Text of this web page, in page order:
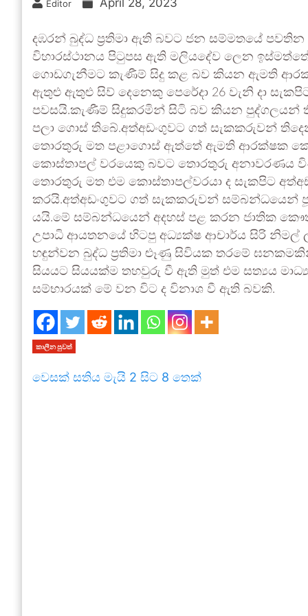
Editor April 28, 2023
දඹරන් බුද්ධ ප්‍රතිමා ඇති බවට ජන සම්මතයේ
විහාරස්ථානය පිටුපස ඇති මලියදේව ලෙන
ගොඩගැනීමට කැණීම් සිදු කළ බව කියන ඇමති
ඇතුළු ඇතුළු සිව් දෙනෙකු පෙරේදා 26 වැනි දා
පවසයි.කැණීම් සිදුකරමින් සිටි බව කියන පුද්ගලයන්
පලා ගොස් තිබේ.අත්අඩංගුවට ගත් සැකකරුවන්
තොරතුරු මත පළාගොස් ඇත්තේ ඇමති ආරක්ෂක
කොස්තාපල් වරයෙකු බවට තොරතුරු අනාවරණය
තොරතුරු මත එම කොස්තාපල්වරයා ද සැකපිට
කරයි.අත්අඩංගුවට ගත් සැකකරුවන් සම්බන්ධයෙන්
යයි.මේ සම්බන්ධයෙන් අදහස් පළ කරන ජාතික
උපාධි ආයතනයේ හිටපු අධ්‍යක්ෂ ආචාර්ය සිරි නිමල්
හඳුන්වන බුද්ධ ප්‍රතිමා ළුෑණු සිවියක තරමේ
සියයට සියයක්ම තහවුරු වී ඇති මුත් එම සත්‍යය
සම්භාරයක් මේ වන විට ද විනාශ වී ඇති බවකි.
කාලීන පුවත්
වෙසක් සතිය මැයි 2 සිට 8 තෙක්